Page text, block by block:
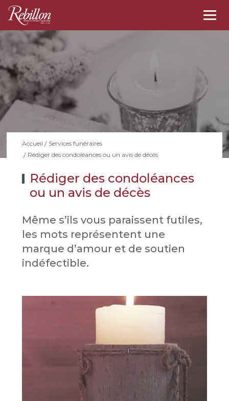
Accueil
Services funéraires
Rédiger des condoléances ou un avis de décès
Rédiger des condoléances
ou un avis de décès
Même s’ils vous paraissent futiles,
les mots représentent une
marque d’amour et de soutien
indéfectible.